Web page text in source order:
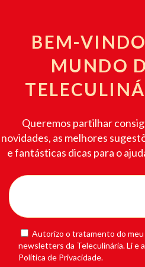
BEM-
MUNDO
Queremos partilhar
novidades, as melhores
e fantásticas dicas para o
Autorizo o tratamento do
newsletters da Teleculinária. Li e
Política de Privacidade.